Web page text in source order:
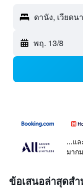
ดานัง, เวียดน
พฤ. 13/8
...แล
มาก
ข้อเสนอล่าสุดส